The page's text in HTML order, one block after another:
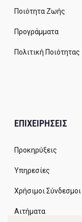
Ποιότητα Ζωής
Προγράμματα
Πολιτική Ποιότητας
ΕΠΙΧΕΙΡΗΣΕΙΣ
Προκηρύξεις
Υπηρεσίες
Χρήσιμοι Σύνδεσμοι
Αιτήματα